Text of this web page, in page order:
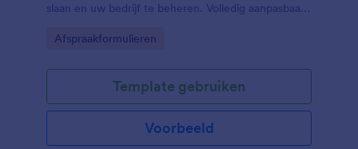
slaan en uw bedrijf te beheren. Volledig aanpasbaar
Go to Category:
Afspraakformulieren
Template gebruiken
Voorbeeld